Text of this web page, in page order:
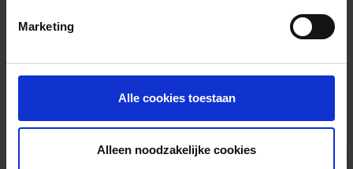
Marketing
Alle cookies toestaan
Alleen noodzakelijke cookies
Foto’s ({{photos.length}})
Eigen foto’s